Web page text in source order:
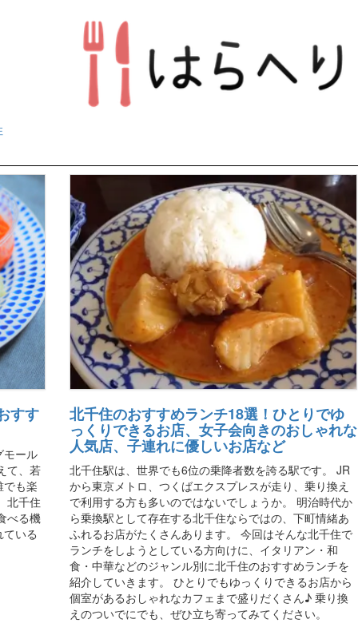
すす
モール
て、若
でも楽
北千住
べる機
いる
北千住のおすすめランチ18選！ひとりでゆ
っくりできるお店、女子会向きのおしゃれな
人気店、子連れに優しいお店など
北千住駅は、世界でも6位の乗降者数を誇る駅です。 JR
から東京メトロ、つくばエクスプレスが走り、乗り換え
で利用する方も多いのではないでしょうか。 明治時代か
ら乗換駅として存在する北千住ならではの、下町情緒あ
ふれるお店がたくさんあります。 今回はそんな北千住で
ランチをしようとしている方向けに、イタリアン・和
食・中華などのジャンル別に北千住のおすすめランチを
紹介していきます。 ひとりでもゆっくりできるお店から
個室があるおしゃれなカフェまで盛りだくさん♪ 乗り換
えのついでにでも、ぜひ立ち寄ってみてください。